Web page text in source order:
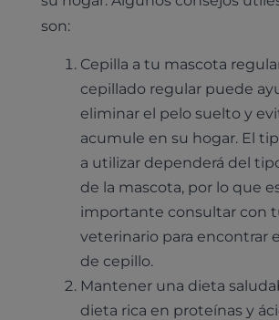
son:
Cepilla a tu mascota
cepillado regular puede
eliminar el pelo suelto y
acumule en su hogar. El
a utilizar dependerá del
de la mascota, por lo que
importante consultar con
veterinario para encontrar
de cepillo.
Mantener una dieta
dieta rica en proteínas y